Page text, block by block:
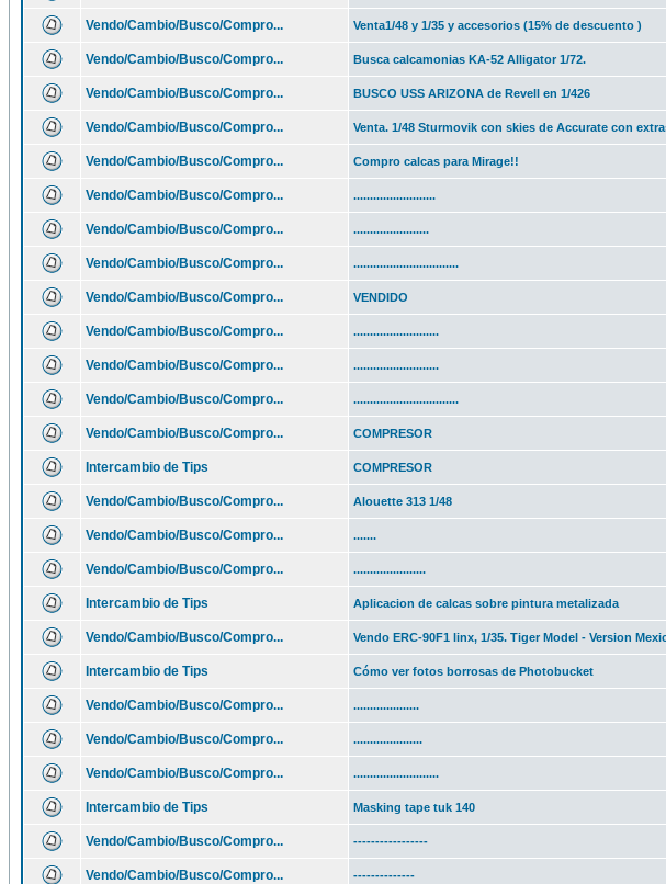
Vendo/Cambio/Busco/Compro... Venta1/48 y 1/35 y accesorios (15% de descuento )
Vendo/Cambio/Busco/Compro... Busca calcamonias KA-52 Alligator 1/72.
Vendo/Cambio/Busco/Compro... BUSCO USS ARIZONA de Revell en 1/426
Vendo/Cambio/Busco/Compro... Venta. 1/48 Sturmovik con skies de Accurate con
Vendo/Cambio/Busco/Compro... Compro calcas para Mirage!!
Vendo/Cambio/Busco/Compro... .........................
Vendo/Cambio/Busco/Compro... .......................
Vendo/Cambio/Busco/Compro... ................................
Vendo/Cambio/Busco/Compro... VENDIDO
Vendo/Cambio/Busco/Compro... ..........................
Vendo/Cambio/Busco/Compro... ..........................
Vendo/Cambio/Busco/Compro... ................................
Vendo/Cambio/Busco/Compro... COMPRESOR
Intercambio de Tips COMPRESOR
Vendo/Cambio/Busco/Compro... Alouette 313 1/48
Vendo/Cambio/Busco/Compro... .......
Vendo/Cambio/Busco/Compro... ......................
Intercambio de Tips Aplicacion de calcas sobre pintura metalizada
Vendo/Cambio/Busco/Compro... Vendo ERC-90F1 linx, 1/35. Tiger Model - Version
Intercambio de Tips Cómo ver fotos borrosas de Photobucket
Vendo/Cambio/Busco/Compro... ....................
Vendo/Cambio/Busco/Compro... .....................
Vendo/Cambio/Busco/Compro... ..........................
Intercambio de Tips Masking tape tuk 140
Vendo/Cambio/Busco/Compro... -----------------
Vendo/Cambio/Busco/Compro... --------------